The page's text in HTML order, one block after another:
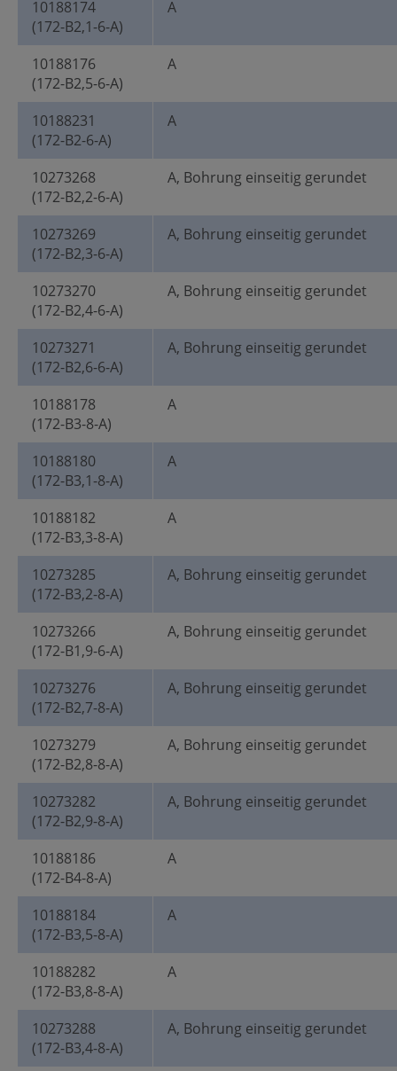
10188174
(172-B2,1-6-A)
A
10188176
(172-B2,5-6-A)
A
10188231
(172-B2-6-A)
A
10273268
(172-B2,2-6-A)
A, Bohrung einseitig gerundet
10273269
(172-B2,3-6-A)
A, Bohrung einseitig gerundet
10273270
(172-B2,4-6-A)
A, Bohrung einseitig gerundet
10273271
(172-B2,6-6-A)
A, Bohrung einseitig gerundet
10188178
(172-B3-8-A)
A
10188180
(172-B3,1-8-A)
A
10188182
(172-B3,3-8-A)
A
10273285
(172-B3,2-8-A)
A, Bohrung einseitig gerundet
10273266
(172-B1,9-6-A)
A, Bohrung einseitig gerundet
10273276
(172-B2,7-8-A)
A, Bohrung einseitig gerundet
10273279
(172-B2,8-8-A)
A, Bohrung einseitig gerundet
10273282
(172-B2,9-8-A)
A, Bohrung einseitig gerundet
10188186
(172-B4-8-A)
A
10188184
(172-B3,5-8-A)
A
10188282
(172-B3,8-8-A)
A
10273288
(172-B3,4-8-A)
A, Bohrung einseitig gerundet